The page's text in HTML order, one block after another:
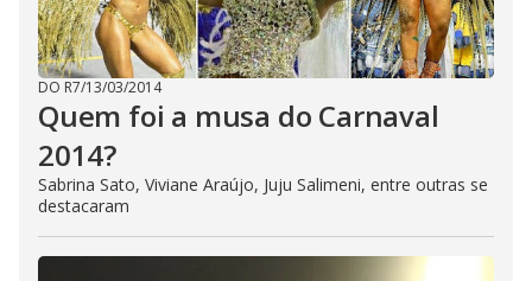
DO R7/13/03/2014
Quem foi a musa do Carnaval
2014?
Sabrina Sato, Viviane Araújo, Juju Salimeni, entre outras se
destacaram